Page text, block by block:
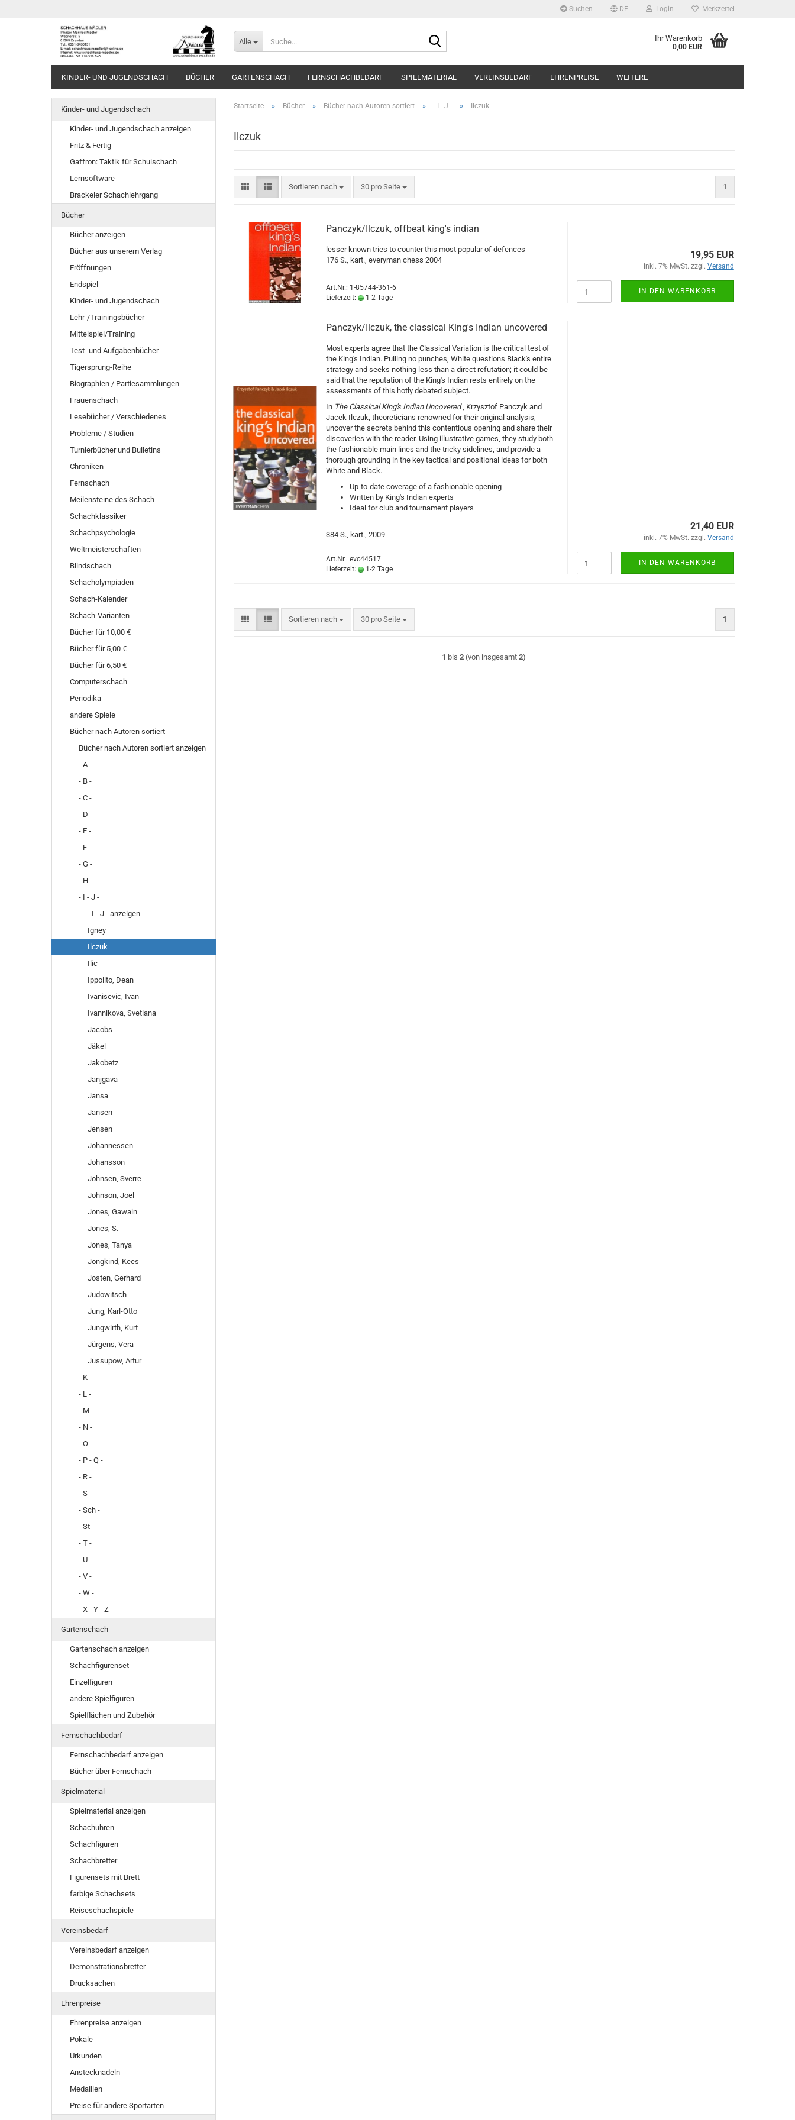
Suchen DE Login Merkzettel
Alle Ihr Warenkorb
0,00 EUR
KINDER- UND JUGENDSCHACH BÜCHER GARTENSCHACH FERNSCHACHBEDARF SPIELMATERIAL VEREINSBEDARF EHRENPREISE WEITERE
Startseite » Bücher » Bücher nach Autoren sortiert » - I - J - » Ilczuk
Ilczuk
Sortieren nach
Sortieren nach 30 pro Seite
pro Seite 1
Panczyk/Ilczuk, offbeat king's indian
lesser known tries to counter this most popular of defences
176 S., kart., everyman chess 2004
Art.Nr.: 1-85744-361-6
Lieferzeit:
1-2 Tage
19,95 EUR
inkl. 7% MwSt. zzgl. Versand
IN DEN WARENKORB
Panczyk/Ilczuk, the classical King's Indian uncovered
Most experts agree that the Classical Variation is the critical test of
the King's Indian. Pulling no punches, White questions Black's entire
strategy and seeks nothing less than a direct refutation; it could be
said that the reputation of the King's Indian rests entirely on the
assessments of this hotly debated subject.
In The Classical King's Indian Uncovered, Krzysztof Panczyk and
Jacek Ilczuk, theoreticians renowned for their original analysis,
uncover the secrets behind this contentious opening and share their
discoveries with the reader. Using illustrative games, they study both
the fashionable main lines and the tricky sidelines, and provide a
thorough grounding in the key tactical and positional ideas for both
White and Black.
Up-to-date coverage of a fashionable opening
Written by King's Indian experts
Ideal for club and tournament players
384 S., kart., 2009
Art.Nr.: evc44517
Lieferzeit:
1-2 Tage
21,40 EUR
inkl. 7% MwSt. zzgl. Versand
IN DEN WARENKORB
Sortieren nach
Sortieren nach 30 pro Seite
pro Seite 1
1 bis2 (von insgesamt2)
Kinder- und Jugendschach
Kinder- und Jugendschach anzeigen
Fritz & Fertig
Gaffron: Taktik für Schulschach
Lernsoftware
Brackeler Schachlehrgang
Bücher
Bücher anzeigen
Bücher aus unserem Verlag
Eröffnungen
Endspiel
Kinder- und Jugendschach
Lehr-/Trainingsbücher
Mittelspiel/Training
Test- und Aufgabenbücher
Tigersprung-Reihe
Biographien / Partiesammlungen
Frauenschach
Lesebücher / Verschiedenes
Probleme / Studien
Turnierbücher und Bulletins
Chroniken
Fernschach
Meilensteine des Schach
Schachklassiker
Schachpsychologie
Weltmeisterschaften
Blindschach
Schacholympiaden
Schach-Kalender
Schach-Varianten
Bücher für 10,00 €
Bücher für 5,00 €
Bücher für 6,50 €
Computerschach
Periodika
andere Spiele
Bücher nach Autoren sortiert
Bücher nach Autoren sortiert anzeigen
- A -
- B -
- C -
- D -
- E -
- F -
- G -
- H -
- I - J -
- I - J - anzeigen
Igney
Ilczuk
Ilic
Ippolito, Dean
Ivanisevic, Ivan
Ivannikova, Svetlana
Jacobs
Jäkel
Jakobetz
Janjgava
Jansa
Jansen
Jensen
Johannessen
Johansson
Johnsen, Sverre
Johnson, Joel
Jones, Gawain
Jones, S.
Jones, Tanya
Jongkind, Kees
Josten, Gerhard
Judowitsch
Jung, Karl-Otto
Jungwirth, Kurt
Jürgens, Vera
Jussupow, Artur
- K -
- L -
- M -
- N -
- O -
- P - Q -
- R -
- S -
- Sch -
- St -
- T -
- U -
- V -
- W -
- X - Y - Z -
Gartenschach
Gartenschach anzeigen
Schachfigurenset
Einzelfiguren
andere Spielfiguren
Spielflächen und Zubehör
Fernschachbedarf
Fernschachbedarf anzeigen
Bücher über Fernschach
Spielmaterial
Spielmaterial anzeigen
Schachuhren
Schachfiguren
Schachbretter
Figurensets mit Brett
farbige Schachsets
Reiseschachspiele
Vereinsbedarf
Vereinsbedarf anzeigen
Demonstrationsbretter
Drucksachen
Ehrenpreise
Ehrenpreise anzeigen
Pokale
Urkunden
Anstecknadeln
Medaillen
Preise für andere Sportarten